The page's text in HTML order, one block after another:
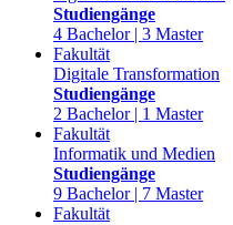
Studiengänge
4 Bachelor | 3 Master
Fakultät
Digitale Transformation
Studiengänge
2 Bachelor | 1 Master
Fakultät
Informatik und Medien
Studiengänge
9 Bachelor | 7 Master
Fakultät